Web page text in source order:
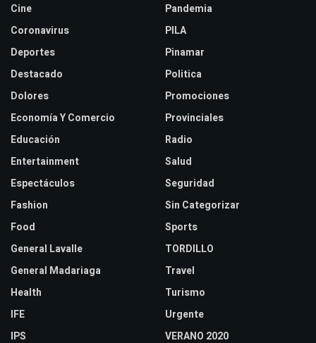
Cine
Coronavirus
Deportes
Destacado
Dolores
Economía Y Comercio
Educación
Entertainment
Espectáculos
Fashion
Food
General Lavalle
General Madariaga
Health
IFE
IPS
Pandemia
PILA
Pinamar
Politica
Promociones
Provinciales
Radio
Salud
Seguridad
Sin Categorizar
Sports
TORDILLO
Travel
Turismo
Urgente
VERANO 2020